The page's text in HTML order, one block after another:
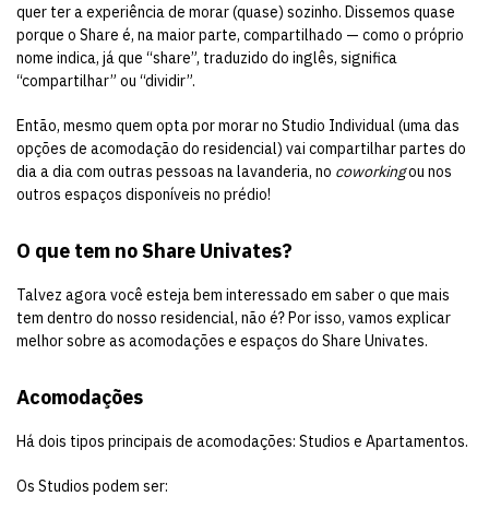
quer ter a experiência de morar (quase) sozinho. Dissemos quase
porque o Share é, na maior parte, compartilhado — como o próprio
nome indica, já que “share”, traduzido do inglês, significa
“compartilhar” ou “dividir”.
Então, mesmo quem opta por morar no Studio Individual (uma das
opções de acomodação do residencial) vai compartilhar partes do
dia a dia com outras pessoas na lavanderia, no coworkingou nos
outros espaços disponíveis no prédio!
O que tem no Share Univates?
Talvez agora você esteja bem interessado em saber o que mais
tem dentro do nosso residencial, não é? Por isso, vamos explicar
melhor sobre as acomodações e espaços do Share Univates.
Acomodações
Há dois tipos principais de acomodações: Studios e Apartamentos.
Os Studios podem ser: